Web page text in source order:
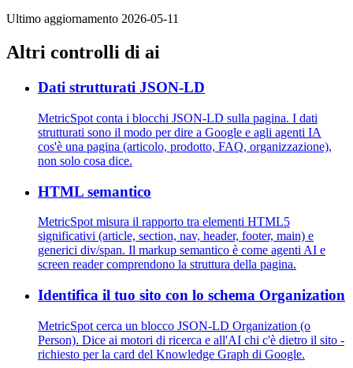
Ultimo aggiornamento 2026-05-11
Altri controlli di ai
Dati strutturati JSON-LD
MetricSpot conta i blocchi JSON-LD sulla pagina. I dati
strutturati sono il modo per dire a Google e agli agenti IA
cos'è una pagina (articolo, prodotto, FAQ, organizzazione),
non solo cosa dice.
HTML semantico
MetricSpot misura il rapporto tra elementi HTML5
significativi (article, section, nav, header, footer, main) e
generici div/span. Il markup semantico è come agenti AI e
screen reader comprendono la struttura della pagina.
Identifica il tuo sito con lo schema Organization
MetricSpot cerca un blocco JSON-LD Organization (o
Person). Dice ai motori di ricerca e all'AI chi c'è dietro il sito -
richiesto per la card del Knowledge Graph di Google.